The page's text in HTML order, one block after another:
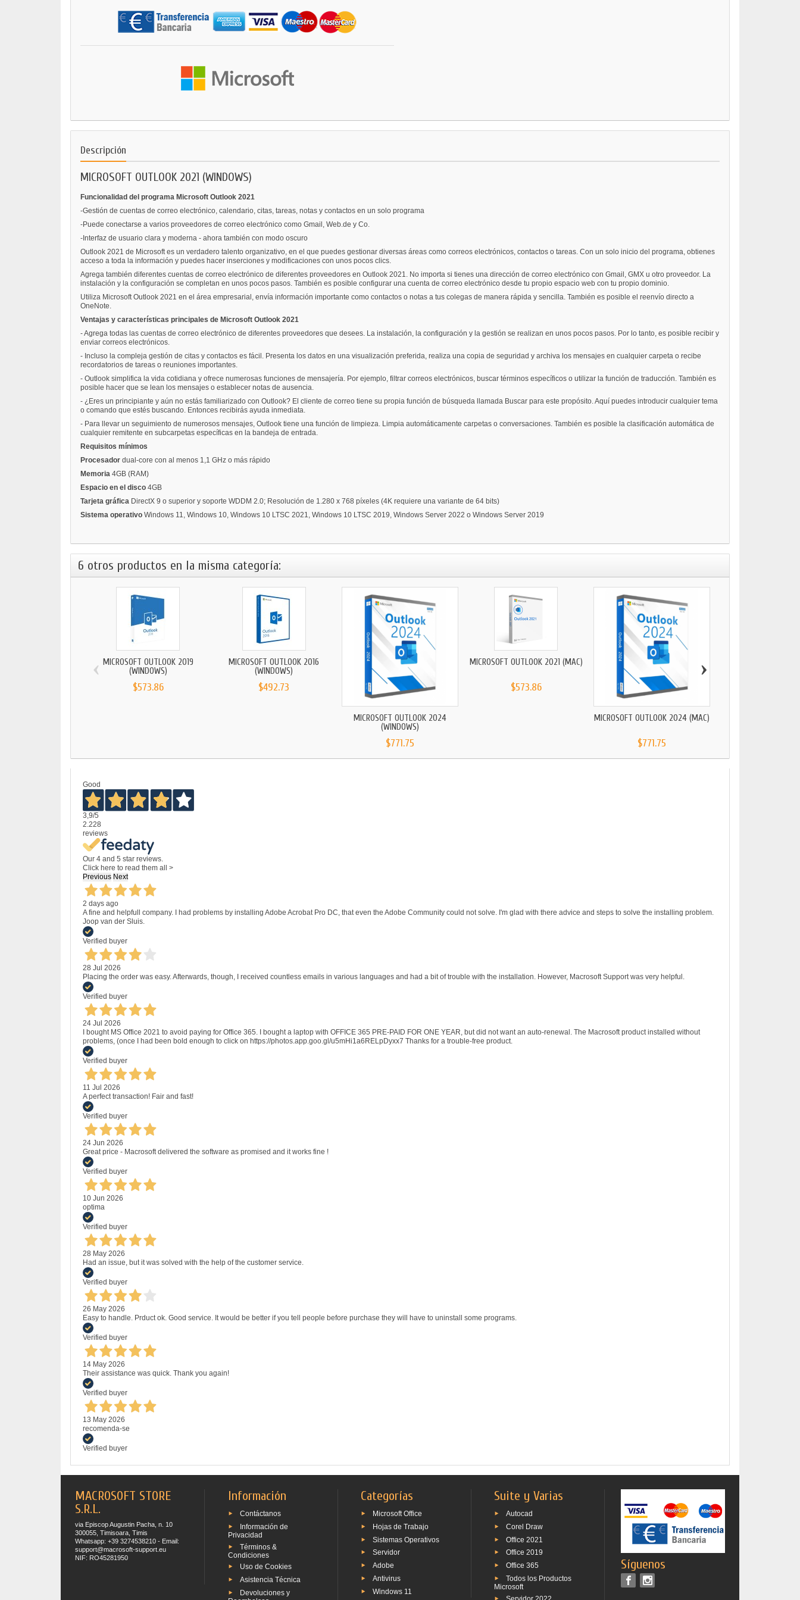
Descripción
MICROSOFT OUTLOOK 2021 (WINDOWS)
Funcionalidad del programa Microsoft Outlook 2021
-Gestión de cuentas de correo electrónico, calendario, citas, tareas, notas y contactos en un solo programa
-Puede conectarse a varios proveedores de correo electrónico como Gmail, Web.de y Co.
-Interfaz de usuario clara y moderna - ahora también con modo oscuro
Outlook 2021 de Microsoft es un verdadero talento organizativo, en el que puedes gestionar diversas áreas como correos electrónicos, contactos o tareas. Con un solo inicio del programa, obtienes
acceso a toda la información y puedes hacer inserciones y modificaciones con unos pocos clics.
Agrega también diferentes cuentas de correo electrónico de diferentes proveedores en Outlook 2021. No importa si tienes una dirección de correo electrónico con Gmail, GMX u otro proveedor. La
instalación y la configuración se completan en unos pocos pasos. También es posible configurar una cuenta de correo electrónico desde tu propio espacio web con tu propio dominio.
Utiliza Microsoft Outlook 2021 en el área empresarial, envía información importante como contactos o notas a tus colegas de manera rápida y sencilla. También es posible el reenvío directo a
OneNote.
Ventajas y características principales de Microsoft Outlook 2021
- Agrega todas las cuentas de correo electrónico de diferentes proveedores que desees. La instalación, la configuración y la gestión se realizan en unos pocos pasos. Por lo tanto, es posible recibir y
enviar correos electrónicos.
- Incluso la compleja gestión de citas y contactos es fácil. Presenta los datos en una visualización preferida, realiza una copia de seguridad y archiva los mensajes en cualquier carpeta o recibe
recordatorios de tareas o reuniones importantes.
- Outlook simplifica la vida cotidiana y ofrece numerosas funciones de mensajería. Por ejemplo, filtrar correos electrónicos, buscar términos específicos o utilizar la función de traducción. También es
posible hacer que se lean los mensajes o establecer notas de ausencia.
- ¿Eres un principiante y aún no estás familiarizado con Outlook? El cliente de correo tiene su propia función de búsqueda llamada Buscar para este propósito. Aquí puedes introducir cualquier tema
o comando que estés buscando. Entonces recibirás ayuda inmediata.
- Para llevar un seguimiento de numerosos mensajes, Outlook tiene una función de limpieza. Limpia automáticamente carpetas o conversaciones. También es posible la clasificación automática de
cualquier remitente en subcarpetas específicas en la bandeja de entrada.
Requisitos mínimos
Procesador dual-core con al menos 1,1 GHz o más rápido
Memoria 4GB (RAM)
Espacio en el disco 4GB
Tarjeta gráfica DirectX 9 o superior y soporte WDDM 2.0; Resolución de 1.280 x 768 píxeles (4K requiere una variante de 64 bits)
Sistema operativo Windows 11, Windows 10, Windows 10 LTSC 2021, Windows 10 LTSC 2019, Windows Server 2022 o Windows Server 2019
6 otros productos en la misma categoría:
MICROSOFT OUTLOOK 2019
(WINDOWS)
$573.86
MICROSOFT OUTLOOK 2016
(WINDOWS)
$492.73
MICROSOFT OUTLOOK 2024
(WINDOWS)
$771.75
MICROSOFT OUTLOOK 2021 (MAC)
$573.86
MICROSOFT OUTLOOK 2024 (MAC)
$771.75
‹ ›
Good
3,9/5
2.228
reviews
Our 4 and 5 star reviews.
Click here to read them all >
Previous Next
2 days ago
A fine and helpfull company. I had problems by installing Adobe Acrobat Pro DC, that even the Adobe Community could not solve. I'm glad with there advice and steps to solve the installing problem.
Joop van der Sluis.
Verified buyer
28 Jul 2026
Placing the order was easy. Afterwards, though, I received countless emails in various languages and had a bit of trouble with the installation. However, Macrosoft Support was very helpful.
Verified buyer
24 Jul 2026
I bought MS Office 2021 to avoid paying for Office 365. I bought a laptop with OFFICE 365 PRE-PAID FOR ONE YEAR, but did not want an auto-renewal. The Macrosoft product installed without
problems, (once I had been bold enough to click on https://photos.app.goo.gl/u5mHi1a6RELpDyxx7 Thanks for a trouble-free product.
Verified buyer
11 Jul 2026
A perfect transaction! Fair and fast!
Verified buyer
24 Jun 2026
Great price - Macrosoft delivered the software as promised and it works fine !
Verified buyer
10 Jun 2026
optima
Verified buyer
28 May 2026
Had an issue, but it was solved with the help of the customer service.
Verified buyer
26 May 2026
Easy to handle. Prduct ok. Good service. It would be better if you tell people before purchase they will have to uninstall some programs.
Verified buyer
14 May 2026
Their assistance was quick. Thank you again!
Verified buyer
13 May 2026
recomenda-se
Verified buyer
MACROSOFT STORE
S.R.L.
via Episcop Augustin Pacha, n. 10
300055, Timisoara, Timis
Whatsapp: +39 3274538210 - Email:
support@macrosoft-support.eu
NIF: RO45281950
Información
Contáctanos
Información de
Privacidad
Términos &
Condiciones
Uso de Cookies
Asistencia Técnica
Devoluciones y
Categorías
Microsoft Office
Hojas de Trabajo
Sistemas Operativos
Servidor
Adobe
Antivirus
Windows 11
Suite y Varias
Autocad
Corel Draw
Office 2021
Office 2019
Office 365
Todos los Productos
Microsoft
Síguenos